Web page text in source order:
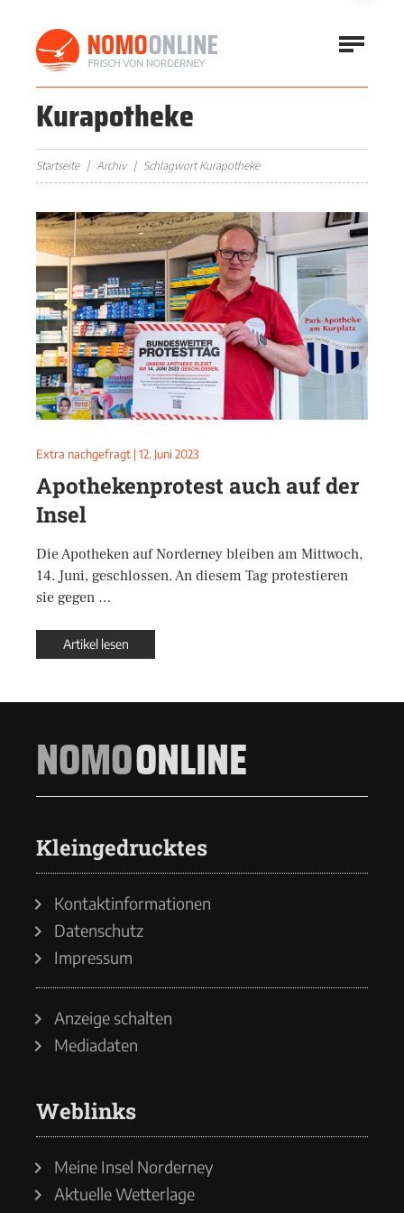
Kurapotheke
Startseite Archiv Schlagwort Kurapotheke
Extra nachgefragt | 12. Juni 2023
Apothekenprotest auch auf der
Insel
Die Apotheken auf Norderney bleiben am Mittwoch,
14. Juni, geschlossen. An diesem Tag protestieren
sie gegen …
Artikel lesen
NOMOONLINE
Kleingedrucktes
Kontaktinformationen
Datenschutz
Impressum
Anzeige schalten
Mediadaten
Weblinks
Meine Insel Norderney
Aktuelle Wetterlage